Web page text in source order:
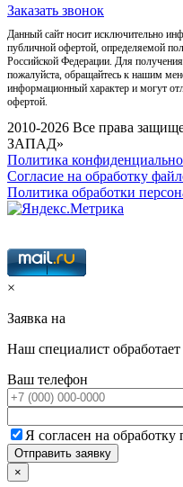
Заказать звонок
Данный сайт носит исключительно
публичной офертой, определяемой
Российской Федерации. Для
пожалуйста, обращайтесь к нашим
информационный характер и могут
офертой.
2010-2026 Все права
ЗАПАД»
Политика
Согласие на обработку
Политика обработки
×
Заявка на
Наш специалист
Ваш телефон
Я согласен на
×